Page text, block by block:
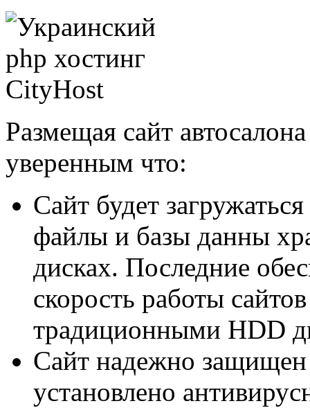
Размещая сайт
уверенным что:
Сайт будет
файлы и базы данны
дисках. Последние
скорость работы
традиционными HDD
Сайт надежно защищен
установлено